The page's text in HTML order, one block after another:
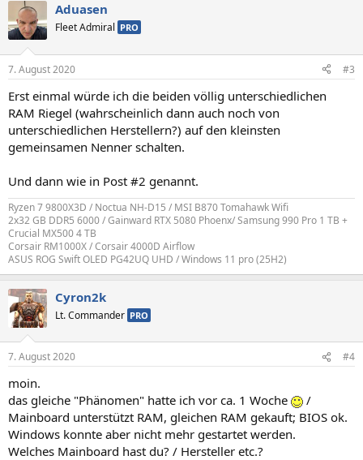
t
i
e
:
Aduasen
Fleet Admiral PRO
7. August 2020 #3
Erst einmal würde ich die beiden völlig unterschiedlichen
RAM Riegel (wahrscheinlich dann auch noch von
unterschiedlichen Herstellern?) auf den kleinsten
gemeinsamen Nenner schalten.
Und dann wie in Post #2 genannt.
Ryzen 7 9800X3D / Noctua NH-D15 / MSI B870 Tomahawk Wifi
2x32 GB DDR5 6000 / Gainward RTX 5080 Phoenx/ Samsung 990 Pro 1 TB +
Crucial MX500 4 TB
Corsair RM1000X / Corsair 4000D Airflow
ASUS ROG Swift OLED PG42UQ UHD / Windows 11 pro (25H2)
Cyron2k
Lt. Commander PRO
7. August 2020 #4
moin.
das gleiche "Phänomen" hatte ich vor ca. 1 Woche
/
Mainboard unterstützt RAM, gleichen RAM gekauft; BIOS ok.
Windows konnte aber nicht mehr gestartet werden.
Welches Mainboard hast du? / Hersteller etc.?